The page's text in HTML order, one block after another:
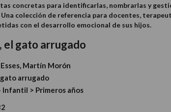
concretas para identificarlas, nombrarlas y
Una colección de referencia para docentes,
con el desarrollo emocional de sus hijos.
el gato arrugado
Martín Morón
arrugado
> Primeros años